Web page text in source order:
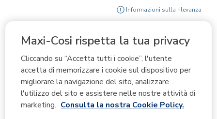
Maxi-Cosi rispetta la tua privacy
Cliccando su “Accetta tutti i cookie”, l'utente
accetta di memorizzare i cookie sul dispositivo per
migliorare la navigazione del sito, analizzare
l'utilizzo del sito e assistere nelle nostre attività di
marketing. Consulta la nostra Cookie Policy.
Informazioni sulla rilevanza
Filtri Più pertinenti
1– 3 di 49 recensioni
Una culla elegante, comoda e versatile.